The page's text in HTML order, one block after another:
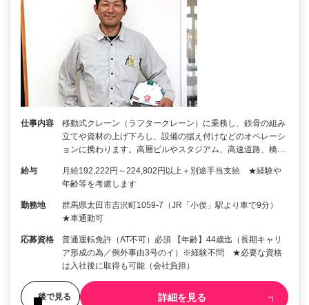
仕事内容
移動式クレーン（ラフタークレーン）に乗務し、鉄骨の組み
立てや資材の上げ下ろし、設備の据え付けなどのオペレーシ
ョンに携わります。高層ビルやスタジアム、高速道路、橋…
給与
月給192,222円～224,802円以上＋別途手当支給 ★経験や
年齢等を考慮します
勤務地
群馬県太田市吉沢町1059-7（JR「小俣」駅より車で9分）
★車通勤可
応募資格
普通運転免許（AT不可）必須 【年齢】44歳迄（長期キャリ
ア形成の為／例外事由3号のイ）※経験不問 ★必要な資格
は入社後に取得も可能（会社負担）
後で見る 詳細を見る